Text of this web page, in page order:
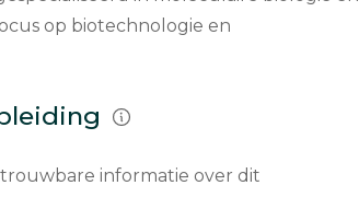
op biotechnologie en
informatie over dit